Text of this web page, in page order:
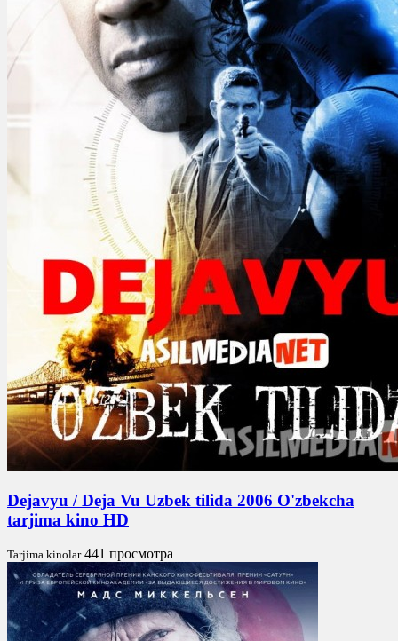
Dejavyu / Deja Vu Uzbek tilida 2006 O'zbekcha
tarjima kino HD
Tarjima kinolar 441 просмотра